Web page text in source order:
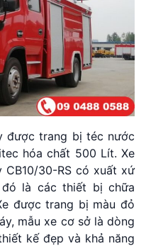
được trang bị téc nước
hóa chất 500 Lít. Xe
30-RS có xuất xứ
là các thiết bị chữa
được trang bị màu đỏ
mẫu xe cơ sở là dòng
kế đẹp và khả năng